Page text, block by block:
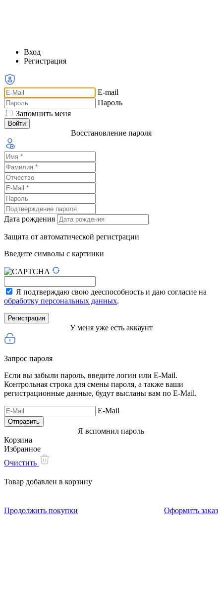
Вход
Регистрация
E-mail
Пароль
Запомнить меня
Восстановление пароля
Дата рождения
Защита от автоматической регистрации
Введите символы с картинки
Я подтверждаю свою дееспособность и даю согласие на
обработку персональных данных.
У меня уже есть аккаунт
Запрос пароля
Если вы забыли пароль, введите логин или E-Mail.
Контрольная строка для смены пароля, а также ваши
регистрационные данные, будут высланы вам по E-Mail.
E-Mail
Я вспомнил пароль
Корзина
Избранное
Очистить
Товар добавлен в корзину
Продолжить покупки Оформить заказ